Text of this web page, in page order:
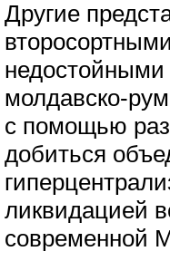
Другие
недостойными
молдавско-
с помощью
добиться
ликвидацией
современной